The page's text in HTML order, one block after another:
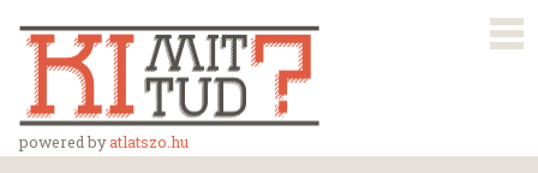
powered byatlatszo.hu